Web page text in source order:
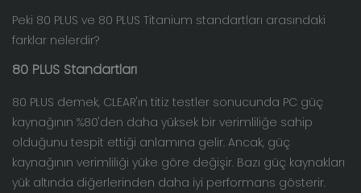
Peki 80 PLUS ve 80 PLUS Titanium standartları arasındaki
farklar nelerdir?
80 PLUS Standartları
80 PLUS demek, CLEAR'ın titiz testler sonucunda PC güç
kaynağının %80'den daha yüksek bir verimliliğe sahip
olduğunu tespit ettiği anlamına gelir. Ancak, güç
kaynağının verimliliği yüke göre değişir. Bazı güç kaynakları
yük altında diğerlerinden daha iyi performans gösterir.